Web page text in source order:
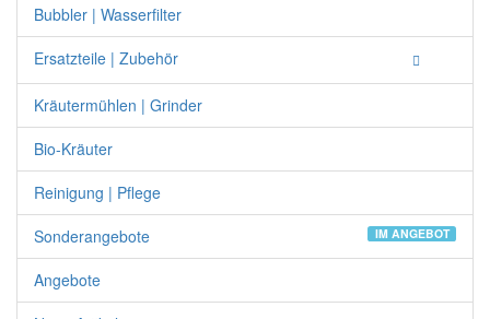
Bubbler | Wasserfilter
Ersatzteile | Zubehör
Kräutermühlen | Grinder
Bio-Kräuter
Reinigung | Pflege
Sonderangebote
IM ANGEBOT
Angebote